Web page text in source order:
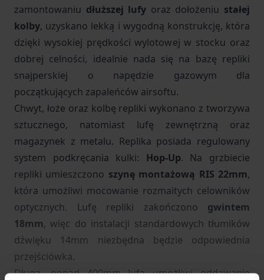
zamontowaniu dłuższej lufy oraz dołożeniu stałej
kolby, uzyskano lekką i wygodną konstrukcję, która
dzięki wysokiej prędkości wylotowej w stocku oraz
dobrej celności, idealnie nada się na bazę repliki
snajperskiej o napędzie gazowym dla
początkujących zapaleńców airsoftu.
Chwyt, łoże oraz kolbę repliki wykonano z tworzywa
sztucznego, natomiast lufę zewnętrzną oraz
magazynek z metalu. Replika posiada regulowany
system podkręcania kulki: Hop-Up. Na grzbiecie
repliki umieszczono szynę montażową RIS 22mm,
która umożliwi mocowanie rozmaitych celowników
optycznych. Lufę repliki zakończono gwintem
18mm, więc do instalacji standardowych tłumików
dźwięku 14mm niezbędna będzie odpowiednia
przejściówka.
Długa, ponad 400mm lufa umożliwi oddawanie